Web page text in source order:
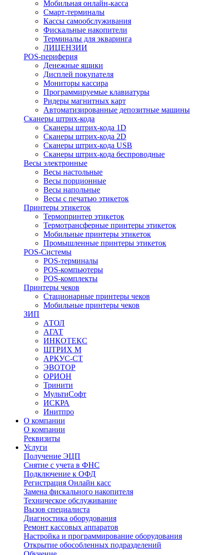
Мобильная онлайн-касса
Смарт-терминалы
Кассы самообслуживания
Фискальные накопители
Терминалы для экваринга
ЛИЦЕНЗИИ
POS-периферия
Денежные ящики
Дисплей покупателя
Мониторы кассира
Программируемые клавиатуры
Ридеры магнитных карт
Автоматизированные депозитные машины
Сканеры штрих-кода
Сканеры штрих-кода 1D
Сканеры штрих-кода 2D
Сканеры штрих-кода USB
Сканеры штрих-кода беспроводные
Весы электронные
Весы настольные
Весы порционные
Весы напольные
Весы с печатью этикеток
Принтеры этикеток
Термопринтер этикеток
Термотрансферные принтеры этикеток
Мобильные принтеры этикеток
Промышленные принтеры этикеток
POS-Системы
POS-терминалы
POS-компьютеры
POS-комплекты
Принтеры чеков
Стационарные принтеры чеков
Мобильные принтеры чеков
ЗИП
АТОЛ
АГАТ
ИНКОТЕКС
ШТРИХ М
АРКУС-СТ
ЭВОТОР
ОРИОН
Тринити
МультиСофт
ИСКРА
Инитпро
О компании
О компании
Реквизиты
Услуги
Получение ЭЦП
Снятие с учета в ФНС
Подключение к ОФД
Регистрация Онлайн касс
Замена фискального накопителя
Техническое обслуживание
Вызов специалиста
Диагностика оборудования
Ремонт кассовых аппаратов
Настройка и программирование оборудования
Открытие обособленных подразделений